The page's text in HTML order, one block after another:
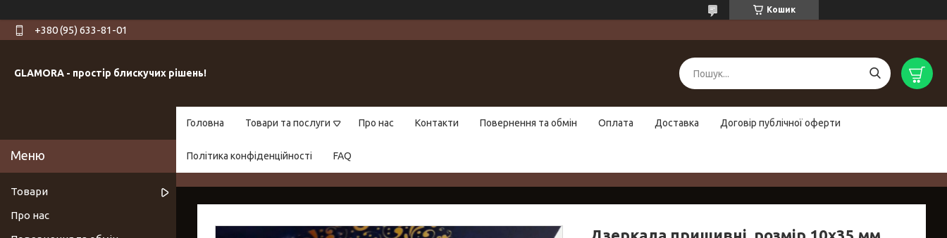
Кошик
+380 (95) 633-81-01
GLAMORA - простір блискучих рішень!
Головна Товари та послуги Про нас Контакти Повернення та обмін Оплата Доставка Договір публічної оферти
Політика конфіденційності FAQ
Товари
Про нас